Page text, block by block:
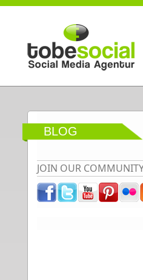
BLOG
JOIN OUR